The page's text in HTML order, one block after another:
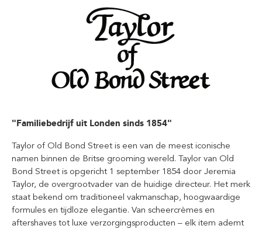
"Familiebedrijf uit Londen sinds 1854"
Taylor of Old Bond Street is een van de meest iconische
namen binnen de Britse grooming wereld. Taylor van Old
Bond Street is opgericht 1 september 1854 door Jeremia
Taylor, de overgrootvader van de huidige directeur. Het merk
staat bekend om traditioneel vakmanschap, hoogwaardige
formules en tijdloze elegantie. Van scheercrèmes en
aftershaves tot luxe verzorgingsproducten – elk item ademt